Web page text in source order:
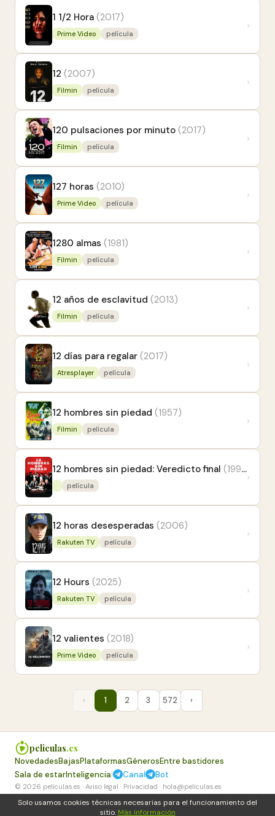
Solo usamos cookies técnicas necesarias para el funcionamiento del
sitio. Más información
1 1/2 Hora (2017)
Prime Video película
›
12 (2007)
Filmin película
›
120 pulsaciones por minuto (2017)
Filmin película
›
127 horas (2010)
Prime Video película
›
1280 almas (1981)
Filmin película
›
12 años de esclavitud (2013)
Filmin película
›
12 días para regalar (2017)
Atresplayer película
›
12 hombres sin piedad (1957)
Filmin película
›
12 hombres sin piedad: Veredicto final (1998)
película
›
12 horas desesperadas (2006)
Rakuten TV película
›
12 Hours (2025)
Rakuten TV película
›
12 valientes (2018)
Prime Video película
›
‹ 1 2 3 572 ›
peliculas.es
NovedadesBajasPlataformasGénerosEntre bastidores
Sala de estarInteligencia| Canal Bot
© 2026 peliculas.es · Aviso legal · Privacidad · hola@peliculas.es